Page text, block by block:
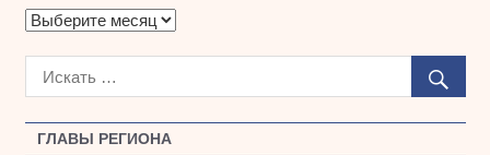
ГЛАВЫ РЕГИОНА
А
х
ы